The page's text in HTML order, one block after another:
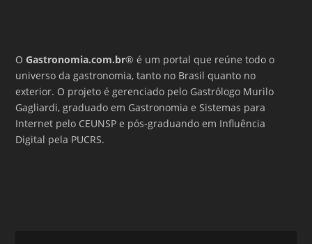
OGastronomia.com.br® é um portal que reúne todo o
universo da gastronomia, tanto no Brasil quanto no
exterior. O projeto é gerenciado pelo Gastrólogo Murilo
Gagliardi, graduado em Gastronomia e Sistemas para
Internet pelo CEUNSP e pós-graduando em Influência
Digital pela PUCRS.